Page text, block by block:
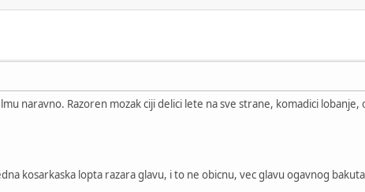
naravno. Razoren mozak ciji delici lete na sve strane, komadici lobanje,
kosarkaska lopta razara glavu, i to ne obicnu, vec glavu ogavnog